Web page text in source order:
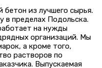
бетон из лучшего сырья.
в пределах Подольска.
на нужды
организаций. Мы
а кроме того,
растворов по
Выпускаемая